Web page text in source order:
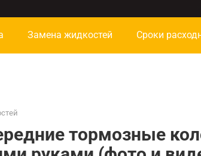
Замена жидкостей Сроки
тормозные